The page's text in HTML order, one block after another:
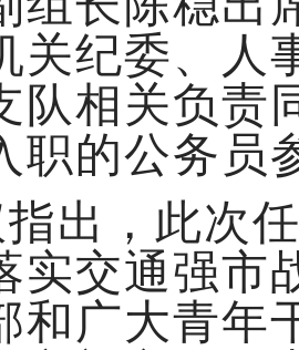
关纪委、人
队相关负责
职的公务员
出，此次
实交通强市
和广大青年